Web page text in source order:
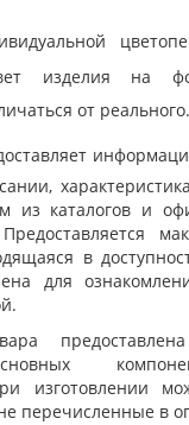
изделия на
от реального.
из каталогов и
в
для
изготовлении
перечисленные в